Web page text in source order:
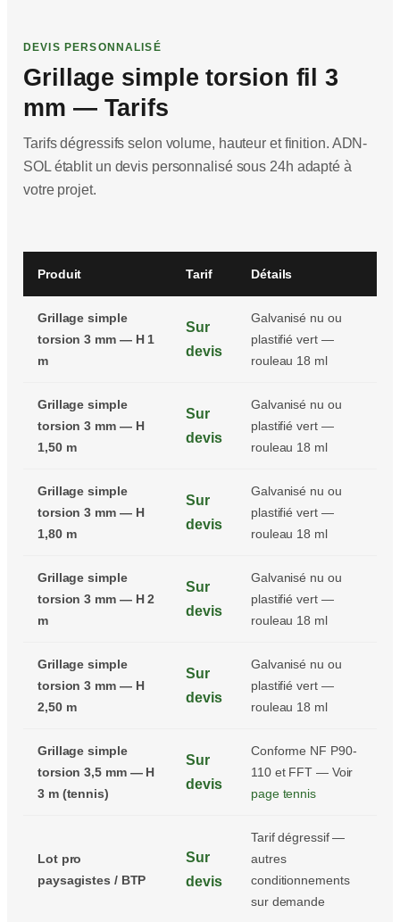
DEVIS PERSONNALISÉ
Grillage simple torsion fil 3
mm — Tarifs
Tarifs dégressifs selon volume, hauteur et finition. ADN-
SOL établit un devis personnalisé sous 24h adapté à
votre projet.
Produit Tarif Détails
Grillage simple
torsion 3 mm — H 1
m
Sur
devis
Galvanisé nu ou
plastifié vert —
rouleau 18 ml
Grillage simple
torsion 3 mm — H
1,50 m
Sur
devis
Galvanisé nu ou
plastifié vert —
rouleau 18 ml
Grillage simple
torsion 3 mm — H
1,80 m
Sur
devis
Galvanisé nu ou
plastifié vert —
rouleau 18 ml
Grillage simple
torsion 3 mm — H 2
m
Sur
devis
Galvanisé nu ou
plastifié vert —
rouleau 18 ml
Grillage simple
torsion 3 mm — H
2,50 m
Sur
devis
Galvanisé nu ou
plastifié vert —
rouleau 18 ml
Grillage simple
torsion 3,5 mm — H
3 m (tennis)
Sur
devis
Conforme NF P90-
110 et FFT — Voir
page tennis
Lot pro
paysagistes / BTP
Sur
devis
Tarif dégressif —
autres
conditionnements
sur demande